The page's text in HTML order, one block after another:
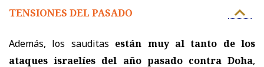
TENSIONES DEL PASADO
Además, los sauditas están muy al tanto de los
ataques israelíes del año pasado contra Doha,